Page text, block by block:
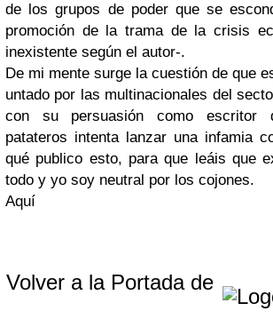
de los grupos de poder que se
promoción de la trama de la crisis
inexistente según el autor-.
De mi mente surge la cuestión de que
untado por las multinacionales del
con su persuasión como escritor
patateros intenta lanzar una infamia
qué publico esto, para que leáis que
todo y yo soy neutral por los cojones.
Aquí
Volver a la Portada de